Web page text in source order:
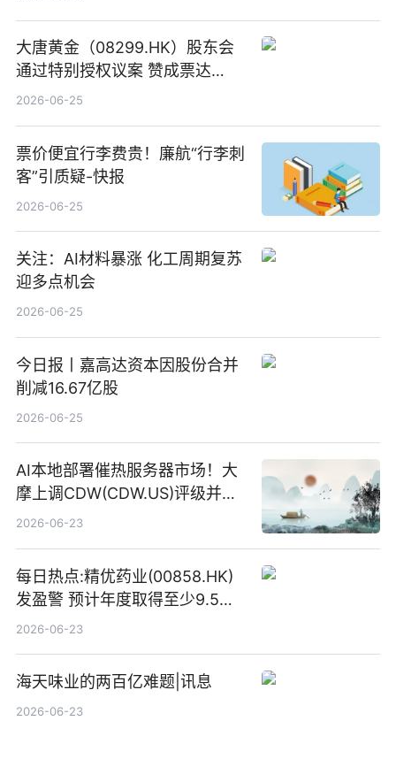
大唐黄金（08299.HK）股东会
通过特别授权议案 赞成票达
100%_新动态
2026-06-25
票价便宜行李费贵！廉航“行李刺
客”引质疑-快报
2026-06-25
关注：AI材料暴涨 化工周期复苏
迎多点机会
2026-06-25
今日报丨嘉高达资本因股份合并
削减16.67亿股
2026-06-25
AI本地部署催热服务器市场！大
摩上调CDW(CDW.US)评级并看
高IBM(IBM.US)戴尔(DELL.US)
2026-06-23
每日热点:精优药业(00858.HK)
发盈警 预计年度取得至少9.5亿
港元的亏损 同比盈转亏
2026-06-23
海天味业的两百亿难题|讯息
2026-06-23